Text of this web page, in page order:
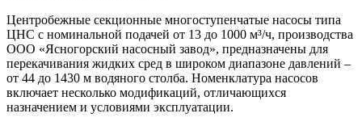
Центробежные секционные многоступенчатые насосы типа
ЦНС с номинальной подачей от 13 до 1000 м³/ч, производства
ООО «Ясногорский насосный завод», предназначены для
перекачивания жидких сред в широком диапазоне давлений –
от 44 до 1430 м водяного столба. Номенклатура насосов
включает несколько модификаций, отличающихся
назначением и условиями эксплуатации.